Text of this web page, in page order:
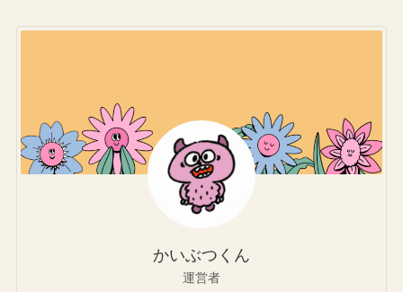
かいぶつくん
運営者